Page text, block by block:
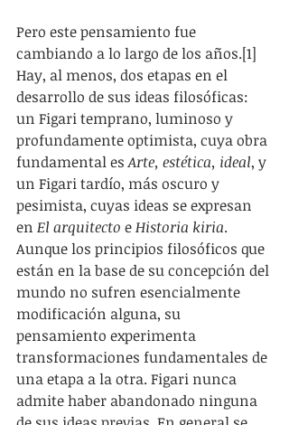
Pero este pensamiento fue
cambiando a lo largo de los años.[1]
Hay, al menos, dos etapas en el
desarrollo de sus ideas filosóficas:
un Figari temprano, luminoso y
profundamente optimista, cuya obra
fundamental es Arte, estética, ideal, y
un Figari tardío, más oscuro y
pesimista, cuyas ideas se expresan
en El arquitecto e Historia kiria.
Aunque los principios filosóficos que
están en la base de su concepción del
mundo no sufren esencialmente
modificación alguna, su
pensamiento experimenta
transformaciones fundamentales de
una etapa a la otra. Figari nunca
admite haber abandonado ninguna